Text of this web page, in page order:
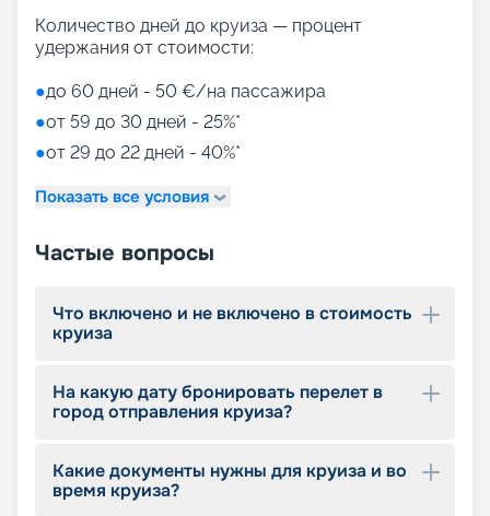
Количество дней до круиза — процент
удержания от стоимости:
●до 60 дней - 50 €/на пассажира
●от 59 до 30 дней - 25%*
●от 29 до 22 дней - 40%*
Показать все условия
Частые вопросы
Что включено и не включено в стоимость
круиза
На какую дату бронировать перелет в
город отправления круиза?
Какие документы нужны для круиза и во
время круиза?